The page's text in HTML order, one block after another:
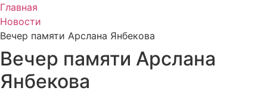
Главная
Новости
Вечер памяти Арслана Янбекова
Вечер памяти Арслана
Янбекова